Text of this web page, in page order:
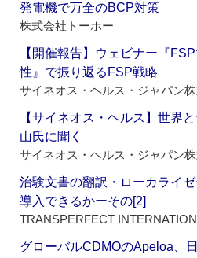
発電機で万全のBCP対策
株式会社トーホー
【開催報告】ウェビナー『
性』で振り返るFSP戦略
サイネオス・ヘルス・ジャパン
【サイネオス・ヘルス】世界
山氏に聞く
サイネオス・ヘルス・ジャパン
治験文書の翻訳・ローカライ
導入できるかーその[2]
TRANSPERFECT
グローバルCDMOのApeloa、